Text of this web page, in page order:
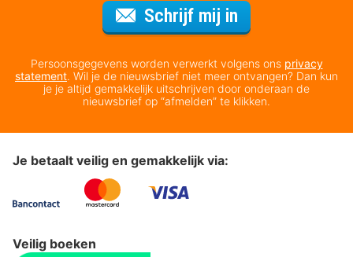
Schrijf mij in
Persoonsgegevens worden verwerkt volgens ons privacy
statement. Wil je de nieuwsbrief niet meer ontvangen? Dan kun
je je altijd gemakkelijk uitschrijven door onderaan de
nieuwsbrief op “afmelden” te klikken.
Je betaalt veilig en gemakkelijk via:
Veilig boeken